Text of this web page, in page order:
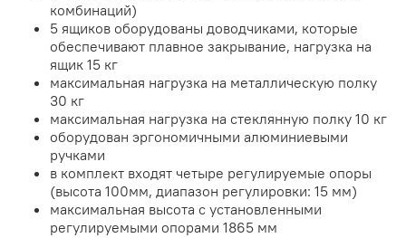
комбинаций)
5 ящиков оборудованы доводчиками, которые
обеспечивают плавное закрывание, нагрузка на
ящик 15 кг
максимальная нагрузка на металлическую полку
30 кг
максимальная нагрузка на стеклянную полку 10 кг
оборудован эргономичными алюминиевыми
ручками
в комплект входят четыре регулируемые опоры
(высота 100мм, диапазон регулировки: 15 мм)
максимальная высота с установленными
регулируемыми опорами 1865 мм